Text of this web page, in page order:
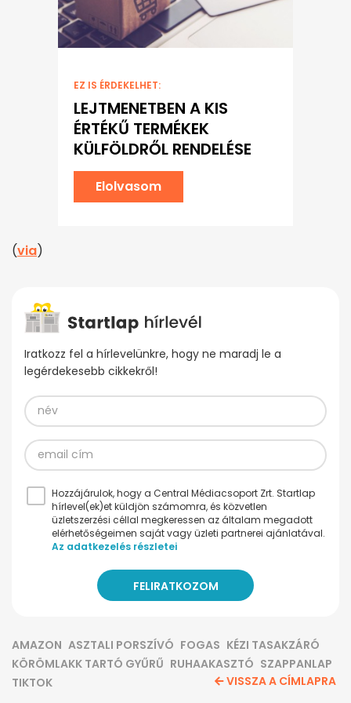
EZ IS ÉRDEKELHET:
LEJTMENETBEN A KIS
ÉRTÉKŰ TERMÉKEK
KÜLFÖLDRŐL RENDELÉSE
Elolvasom
(via)
Iratkozz fel a hírlevelünkre, hogy ne maradj le a
legérdekesebb cikkekről!
Hozzájárulok, hogy a Central Médiacsoport Zrt. Startlap
hírlevel(ek)et küldjön számomra, és közvetlen
üzletszerzési céllal megkeressen az általam megadott
elérhetőségeimen saját vagy üzleti partnerei ajánlatával.
Az adatkezelés részletei
AMAZON ASZTALI PORSZÍVÓ FOGAS KÉZI TASAKZÁRÓ
KÖRÖMLAKK TARTÓ GYŰRŰ RUHAAKASZTÓ SZAPPANLAP
TIKTOK
VISSZA A CÍMLAPRA